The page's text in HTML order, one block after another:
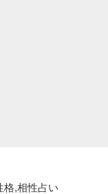
格,相性占い